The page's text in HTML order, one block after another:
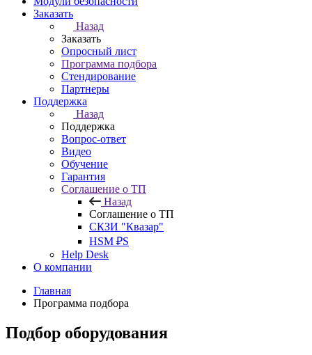
Заказать
Назад
Заказать
Опросный лист
Программа подбора
Стендирование
Партнеры
Поддержка
Назад
Поддержка
Вопрос-ответ
Видео
Обучение
Гарантия
Соглашение о ТП
Назад
Соглашение о ТП
СКЗИ "Квазар"
HSM ₽S
Help Desk
О компании
Главная
Программа подбора
Подбор оборудования